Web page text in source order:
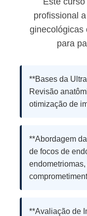
profissional
ginecológicas
para
**Bases da
Revisão
otimização de
**Abordagem
de focos de
**Avaliação de